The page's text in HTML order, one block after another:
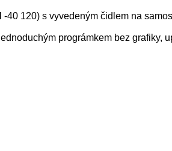
40 120) s vyvedeným čidlem na
prográmkem bez grafiky,